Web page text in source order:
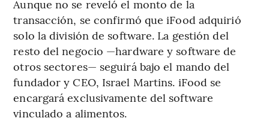
Aunque no se reveló el monto de la
transacción, se confirmó que iFood adquirió
solo la división de software. La gestión del
resto del negocio —hardware y software de
otros sectores— seguirá bajo el mando del
fundador y CEO, Israel Martins. iFood se
encargará exclusivamente del software
vinculado a alimentos.